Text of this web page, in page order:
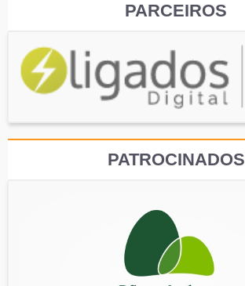
PARCEIROS
PATROCINADOS